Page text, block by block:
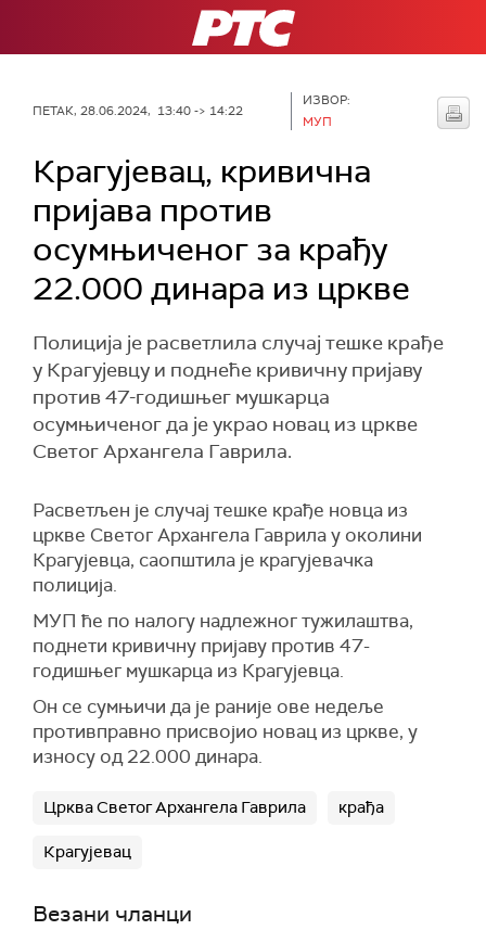
РТС
ПЕТАК, 28.06.2024, 13:40 -> 14:22
ИЗВОР:
МУП
Крагујевац, кривична
пријава против
осумњиченог за крађу
22.000 динара из цркве
Полиција је расветлила случај тешке крађе
у Крагујевцу и поднеће кривичну пријаву
против 47-годишњег мушкарца
осумњиченог да је украо новац из цркве
Светог Архангела Гаврила.
Расветљен је случај тешке крађе новца из
цркве Светог Архангела Гаврила у околини
Крагујевца, саопштила је крагујевачка
полиција.
МУП ће по налогу надлежног тужилаштва,
поднети кривичну пријаву против 47-
годишњег мушкарца из Крагујевца.
Он се сумњичи да је раније ове недеље
противправно присвојио новац из цркве, у
износу од 22.000 динара.
Црква Светог Архангела Гаврила крађа
Крагујевац
Везани чланци